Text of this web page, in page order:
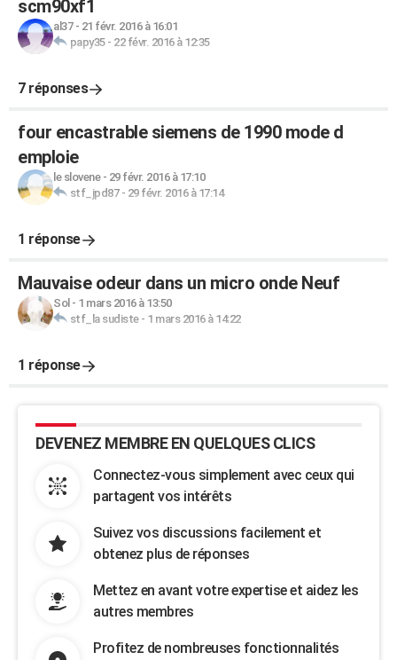
scm90xf1
al37- 21 févr. 2016 à 16:01
papy35- 22 févr. 2016 à 12:35
7 réponses
four encastrable siemens de 1990 mode d
emploie
le slovene- 29 févr. 2016 à 17:10
stf_jpd87- 29 févr. 2016 à 17:14
1 réponse
Mauvaise odeur dans un micro onde Neuf
Sol - 1 mars 2016 à 13:50
stf_la sudiste- 1 mars 2016 à 14:22
1 réponse
DEVENEZ MEMBRE EN QUELQUES CLICS
Connectez-vous simplement avec ceux qui
partagent vos intérêts
Suivez vos discussions facilement et
obtenez plus de réponses
Mettez en avant votre expertise et aidez les
autres membres
Profitez de nombreuses fonctionnalités